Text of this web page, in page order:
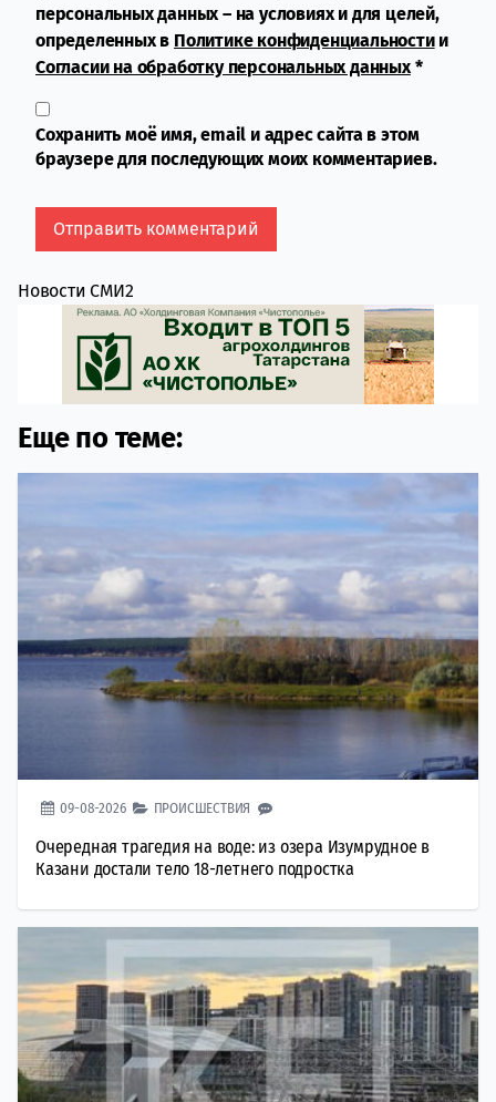
персональных данных – на условиях и для целей,
определенных в Политике конфиденциальностии
Согласии на обработку персональных данных*
Сохранить моё имя, email и адрес сайта в этом
браузере для последующих моих комментариев.
Новости СМИ2
Еще по теме:
09-08-2026 ПРОИСШЕСТВИЯ
Очередная трагедия на воде: из озера Изумрудное в
Казани достали тело 18-летнего подростка